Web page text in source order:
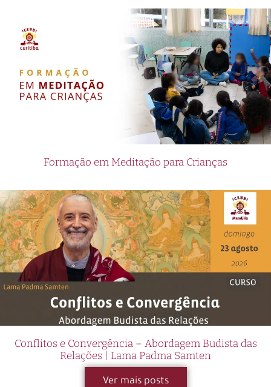
Formação em Meditação para Crianças
Conflitos e Convergência – Abordagem Budista das
Relações | Lama Padma Samten
Ver mais posts